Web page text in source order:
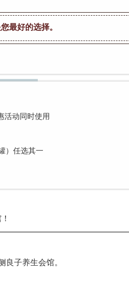
最好的选择。
活动同时使用
）任选其一
子养生会馆。